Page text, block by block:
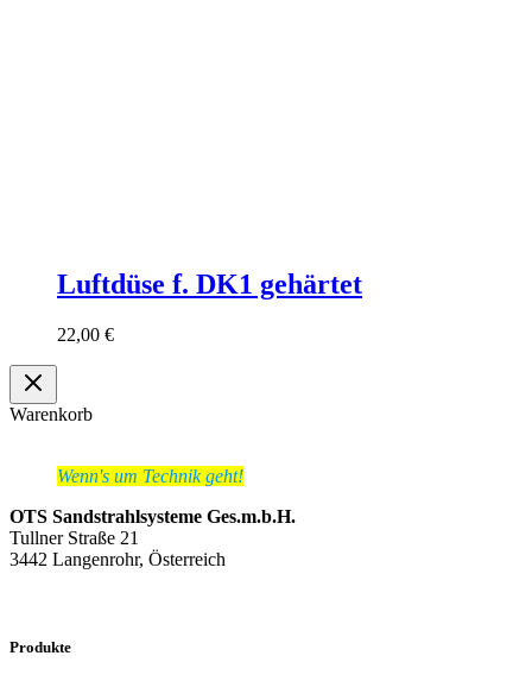
Luftdüse f. DK1 gehärtet
22,00 €
Warenkorb
Wenn's um Technik geht!
OTS Sandstrahlsysteme Ges.m.b.H.
Tullner Straße 21
3442 Langenrohr, Österreich
Produkte